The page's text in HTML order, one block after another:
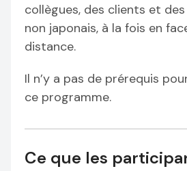
collègues, des clients et
non japonais, à la fois en
distance.
Il n’y a pas de prérequis
ce programme.
Ce que les